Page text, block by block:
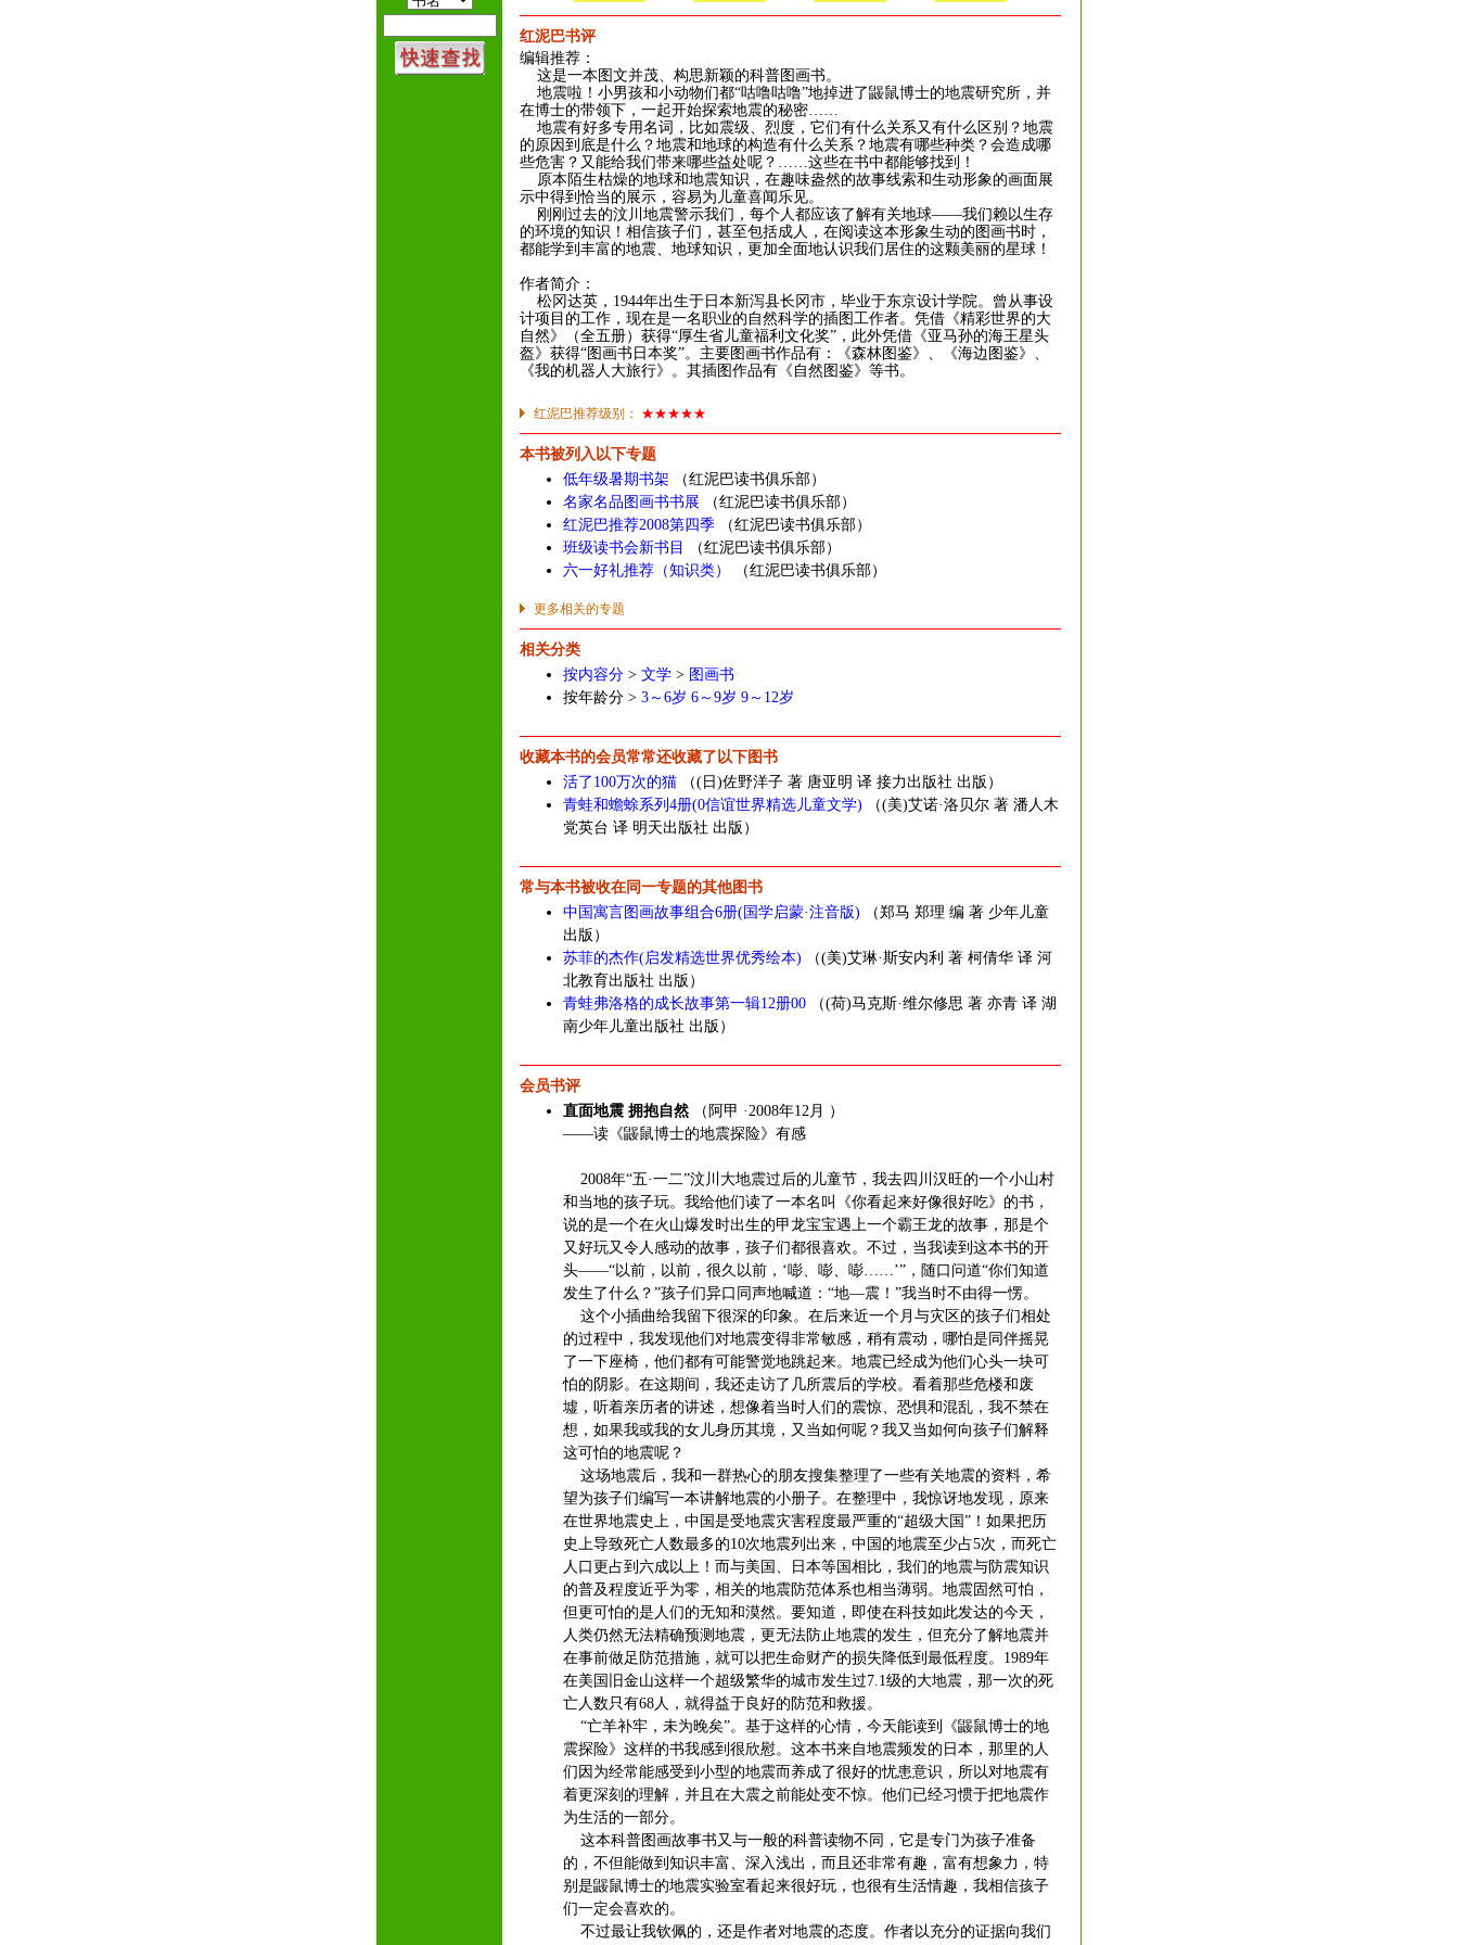
红泥巴书评
编辑推荐：
这是一本图文并茂、构思新颖的科普图画书。
地震啦！小男孩和小动物们都“咕噜咕噜”地掉进了鼹鼠博士的地震研究所，并
在博士的带领下，一起开始探索地震的秘密……
地震有好多专用名词，比如震级、烈度，它们有什么关系又有什么区别？地震
的原因到底是什么？地震和地球的构造有什么关系？地震有哪些种类？会造成哪
些危害？又能给我们带来哪些益处呢？……这些在书中都能够找到！
原本陌生枯燥的地球和地震知识，在趣味盎然的故事线索和生动形象的画面展
示中得到恰当的展示，容易为儿童喜闻乐见。
刚刚过去的汶川地震警示我们，每个人都应该了解有关地球——我们赖以生存
的环境的知识！相信孩子们，甚至包括成人，在阅读这本形象生动的图画书时，
都能学到丰富的地震、地球知识，更加全面地认识我们居住的这颗美丽的星球！
作者简介：
松冈达英，1944年出生于日本新泻县长冈市，毕业于东京设计学院。曾从事设
计项目的工作，现在是一名职业的自然科学的插图工作者。凭借《精彩世界的大
自然》（全五册）获得“厚生省儿童福利文化奖”，此外凭借《亚马孙的海王星头
盔》获得“图画书日本奖”。主要图画书作品有：《森林图鉴》、《海边图鉴》、
《我的机器人大旅行》。其插图作品有《自然图鉴》等书。
红泥巴推荐级别： ★★★★★
本书被列入以下专题
低年级暑期书架 （红泥巴读书俱乐部）
名家名品图画书书展 （红泥巴读书俱乐部）
红泥巴推荐2008第四季 （红泥巴读书俱乐部）
班级读书会新书目
（红泥巴读书俱乐部）
六一好礼推荐（知识类）
（红泥巴读书俱乐部）
更多相关的专题
相关分类
按内容分 > 文学 > 图画书
按年龄分 > 3～6岁 6～9岁 9～12岁
收藏本书的会员常常还收藏了以下图书
活了100万次的猫 （(日)佐野洋子 著 唐亚明 译 接力出版社 出版）
青蛙和蟾蜍系列4册(0信谊世界精选儿童文学) （(美)艾诺·洛贝尔 著 潘人木
党英台 译 明天出版社 出版）
常与本书被收在同一专题的其他图书
中国寓言图画故事组合6册(国学启蒙·注音版) （郑马 郑理 编 著 少年儿童
出版）
苏菲的杰作(启发精选世界优秀绘本) （(美)艾琳·斯安内利 著 柯倩华 译 河
北教育出版社 出版）
青蛙弗洛格的成长故事第一辑12册00 （(荷)马克斯·维尔修思 著 亦青 译 湖
南少年儿童出版社 出版）
会员书评
直面地震 拥抱自然 （阿甲 ·2008年12月 ）
——读《鼹鼠博士的地震探险》有感
2008年“五·一二”汶川大地震过后的儿童节，我去四川汉旺的一个小山村
和当地的孩子玩。我给他们读了一本名叫《你看起来好像很好吃》的书，
说的是一个在火山爆发时出生的甲龙宝宝遇上一个霸王龙的故事，那是个
又好玩又令人感动的故事，孩子们都很喜欢。不过，当我读到这本书的开
头——“以前，以前，很久以前，‘嘭、嘭、嘭……’”，随口问道“你们知道
发生了什么？”孩子们异口同声地喊道：“地—震！”我当时不由得一愣。
这个小插曲给我留下很深的印象。在后来近一个月与灾区的孩子们相处
的过程中，我发现他们对地震变得非常敏感，稍有震动，哪怕是同伴摇晃
了一下座椅，他们都有可能警觉地跳起来。地震已经成为他们心头一块可
怕的阴影。在这期间，我还走访了几所震后的学校。看着那些危楼和废
墟，听着亲历者的讲述，想像着当时人们的震惊、恐惧和混乱，我不禁在
想，如果我或我的女儿身历其境，又当如何呢？我又当如何向孩子们解释
这可怕的地震呢？
这场地震后，我和一群热心的朋友搜集整理了一些有关地震的资料，希
望为孩子们编写一本讲解地震的小册子。在整理中，我惊讶地发现，原来
在世界地震史上，中国是受地震灾害程度最严重的“超级大国”！如果把历
史上导致死亡人数最多的10次地震列出来，中国的地震至少占5次，而死亡
人口更占到六成以上！而与美国、日本等国相比，我们的地震与防震知识
的普及程度近乎为零，相关的地震防范体系也相当薄弱。地震固然可怕，
但更可怕的是人们的无知和漠然。要知道，即使在科技如此发达的今天，
人类仍然无法精确预测地震，更无法防止地震的发生，但充分了解地震并
在事前做足防范措施，就可以把生命财产的损失降低到最低程度。1989年
在美国旧金山这样一个超级繁华的城市发生过7.1级的大地震，那一次的死
亡人数只有68人，就得益于良好的防范和救援。
“亡羊补牢，未为晚矣”。基于这样的心情，今天能读到《鼹鼠博士的地
震探险》这样的书我感到很欣慰。这本书来自地震频发的日本，那里的人
们因为经常能感受到小型的地震而养成了很好的忧患意识，所以对地震有
着更深刻的理解，并且在大震之前能处变不惊。他们已经习惯于把地震作
为生活的一部分。
这本科普图画故事书又与一般的科普读物不同，它是专门为孩子准备
的，不但能做到知识丰富、深入浅出，而且还非常有趣，富有想象力，特
别是鼹鼠博士的地震实验室看起来很好玩，也很有生活情趣，我相信孩子
们一定会喜欢的。
不过最让我钦佩的，还是作者对地震的态度。作者以充分的证据向我们